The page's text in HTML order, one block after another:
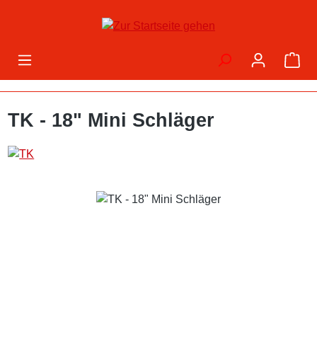
Zum Hauptinhalt springen
TK - 18" Mini Schläger
Bildergalerie überspringen